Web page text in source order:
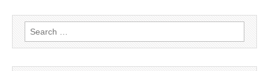
Search
for: